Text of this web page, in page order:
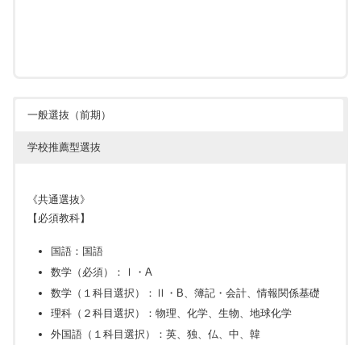
一般選抜（前期）
学校推薦型選抜
《共通選抜》
【必須教科】
国語：国語
数学（必須）：Ⅰ・A
数学（１科目選択）：Ⅱ・B、簿記・会計、情報関係基礎
理科（２科目選択）：物理、化学、生物、地球化学
外国語（１科目選択）：英、独、仏、中、韓